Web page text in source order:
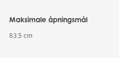
Maksimale åpningsmål
83.5 cm